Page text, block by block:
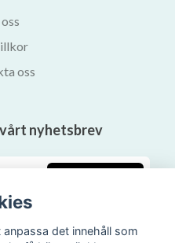
oss
nyhetsbrev
det innehåll som